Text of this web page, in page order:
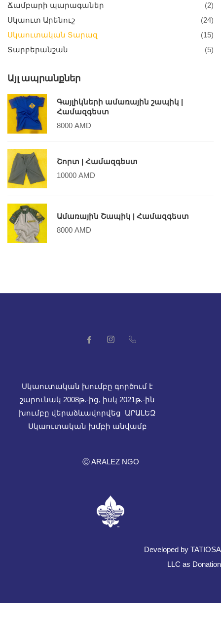
Ճամբարի պարագաներ
(2)
Սկաուտ Արենուշ
(24)
Սկաուտական Տարազ
(15)
Տարբերանշան
(5)
Այլ ապրանքներ
Գայլիկների ամառային շապիկ |
Համազգեստ
8000 AMD
Շորտ | Համազգեստ
10000 AMD
Ամառային Շապիկ | Համազգեստ
8000 AMD
Սկաուտական խումբը գործում է
շարունակ 2008թ.-ից, իսկ 2021թ.-ին
խումբը վերաձևավորվեց ԱՐԱԼԵԶ
Սկաուտական խմբի անվամբ
Ⓒ ARALEZ NGO
Developed by TATIOSA
LLC as Donation